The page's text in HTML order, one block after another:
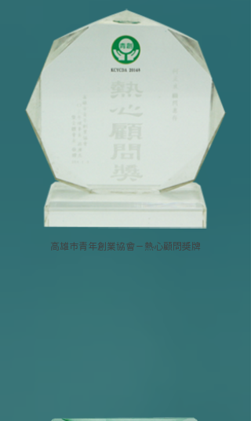
高雄市青年創業協會－熱心顧問獎牌